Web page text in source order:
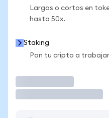
Largos o cortos en
hasta 50x.
Staking
Pon tu cripto a